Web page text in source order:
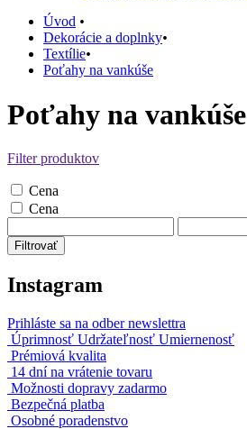
Úvod •
Dekorácie a doplnky•
Textílie•
Poťahy na vankúše
Poťahy na vankúše
Filter produktov
Cena
Cena
Filtrovať
Instagram
Prihláste sa na odber newslettra
Úprimnosť Udržateľnosť Umiernenosť
Prémiová kvalita
14 dní na vrátenie tovaru
Možnosti dopravy zadarmo
Bezpečná platba
Osobné poradenstvo